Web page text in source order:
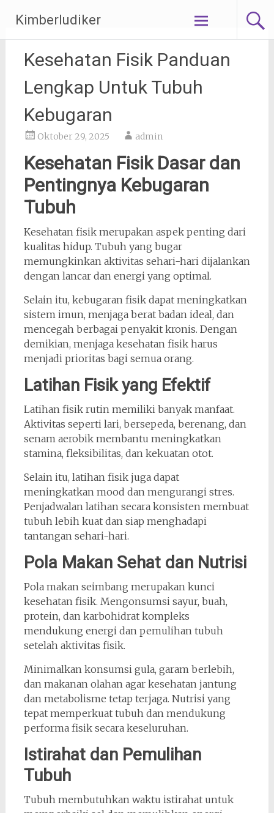
konten
Kimberludiker
Kesehatan Fisik Panduan
Lengkap Untuk Tubuh
Kebugaran
Oktober 29, 2025 admin
Kesehatan Fisik Dasar dan
Pentingnya Kebugaran
Tubuh
Kesehatan fisik merupakan aspek penting dari
kualitas hidup. Tubuh yang bugar
memungkinkan aktivitas sehari-hari dijalankan
dengan lancar dan energi yang optimal.
Selain itu, kebugaran fisik dapat meningkatkan
sistem imun, menjaga berat badan ideal, dan
mencegah berbagai penyakit kronis. Dengan
demikian, menjaga kesehatan fisik harus
menjadi prioritas bagi semua orang.
Latihan Fisik yang Efektif
Latihan fisik rutin memiliki banyak manfaat.
Aktivitas seperti lari, bersepeda, berenang, dan
senam aerobik membantu meningkatkan
stamina, fleksibilitas, dan kekuatan otot.
Selain itu, latihan fisik juga dapat
meningkatkan mood dan mengurangi stres.
Penjadwalan latihan secara konsisten membuat
tubuh lebih kuat dan siap menghadapi
tantangan sehari-hari.
Pola Makan Sehat dan Nutrisi
Pola makan seimbang merupakan kunci
kesehatan fisik. Mengonsumsi sayur, buah,
protein, dan karbohidrat kompleks
mendukung energi dan pemulihan tubuh
setelah aktivitas fisik.
Minimalkan konsumsi gula, garam berlebih,
dan makanan olahan agar kesehatan jantung
dan metabolisme tetap terjaga. Nutrisi yang
tepat memperkuat tubuh dan mendukung
performa fisik secara keseluruhan.
Istirahat dan Pemulihan
Tubuh
Tubuh membutuhkan waktu istirahat untuk